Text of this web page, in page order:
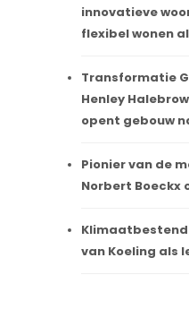
innovatieve
flexibel wonen
Transformatie
Henley
opent gebouw
Pionier van de
Norbert Boeckx
van Koeling als